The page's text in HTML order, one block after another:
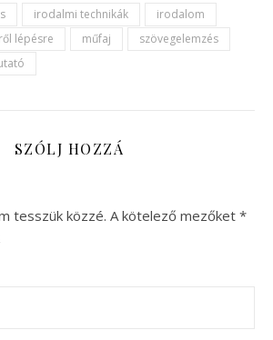
irodalmi technikák
irodalom
lépésre műfaj
szövegelemzés
SZÓLJ HOZZÁ
tesszük közzé. A kötelező mezőket *